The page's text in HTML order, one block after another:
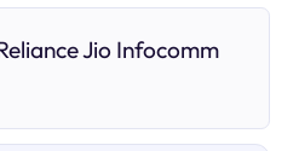
Jio Infocomm